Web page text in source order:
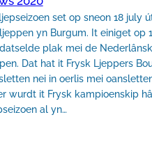
set op sneon 18 july
yn Burgum. It einiget op
plak mei de
Dat hat it Frysk Ljeppers
nei in oerlis mei
wurdt it Frysk kampioenskip
al yn…